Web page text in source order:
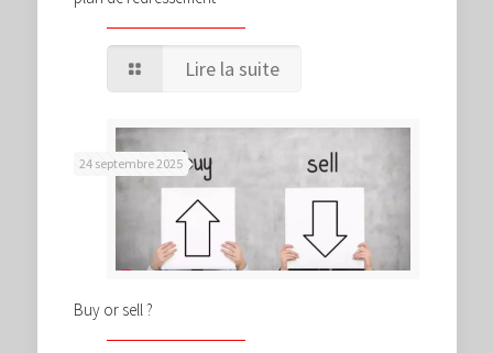
Lire la suite
24 septembre 2025
Buy or sell ?